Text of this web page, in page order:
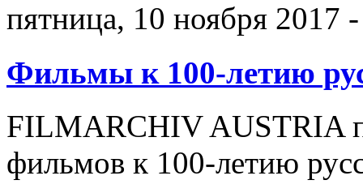
пятница, 10 ноября 2017
Фильмы к 100-летию
FILMARCHIV AUSTRIA
фильмов к 100-летию